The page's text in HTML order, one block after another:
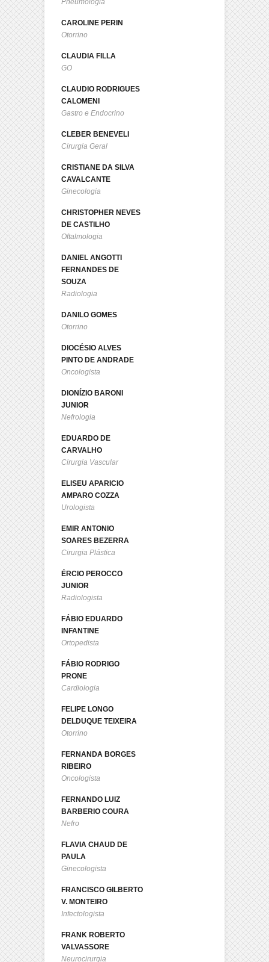
Pneumologia
CAROLINE PERIN
Otorrino
CLAUDIA FILLA
GO
CLAUDIO RODRIGUES
CALOMENI
Gastro e Endocrino
CLEBER BENEVELI
Cirurgia Geral
CRISTIANE DA SILVA
CAVALCANTE
Ginecologia
CHRISTOPHER NEVES
DE CASTILHO
Oftalmologia
DANIEL ANGOTTI
FERNANDES DE
SOUZA
Radiologia
DANILO GOMES
Otorrino
DIOCÉSIO ALVES
PINTO DE ANDRADE
Oncologista
DIONÍZIO BARONI
JUNIOR
Nefrologia
EDUARDO DE
CARVALHO
Cirurgia Vascular
ELISEU APARICIO
AMPARO COZZA
Urologista
EMIR ANTONIO
SOARES BEZERRA
Cirurgia Plástica
ÉRCIO PEROCCO
JUNIOR
Radiologista
FÁBIO EDUARDO
INFANTINE
Ortopedista
FÁBIO RODRIGO
PRONE
Cardiologia
FELIPE LONGO
DELDUQUE TEIXEIRA
Otorrino
FERNANDA BORGES
RIBEIRO
Oncologista
FERNANDO LUIZ
BARBERIO COURA
Nefro
FLAVIA CHAUD DE
PAULA
Ginecologista
FRANCISCO GILBERTO
V. MONTEIRO
Infectologista
FRANK ROBERTO
VALVASSORE
Neurocirurgia